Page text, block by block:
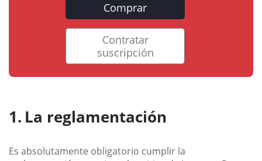
Comprar
Contratar
suscripción
La reglamentación
Es absolutamente obligatorio cumplir la